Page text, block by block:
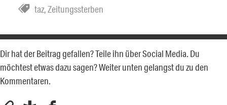
taz,Zeitungssterben
Dir hat der Beitrag gefallen? Teile ihn über Social Media. Du
möchtest etwas dazu sagen? Weiter unten gelangst du zu den
Kommentaren.